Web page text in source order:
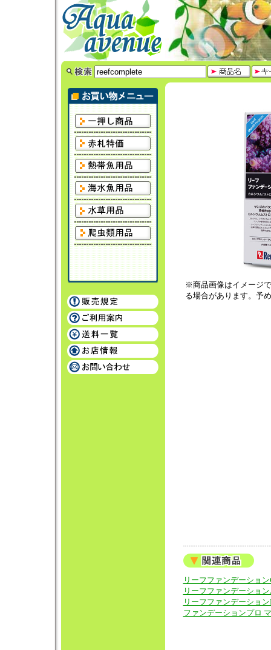
※商品画像はイメージ
る場合があります。予
リーフファンデーショ
リーフファンデーショ
リーフファンデーショ
ファンデーションプロ